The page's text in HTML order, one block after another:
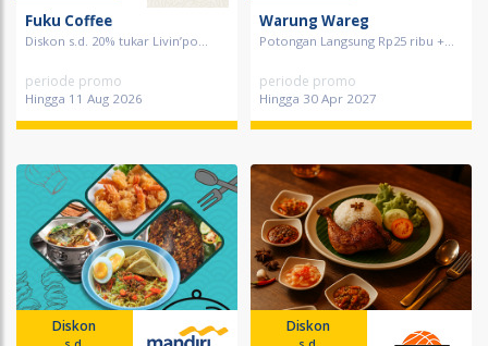
Fuku Coffee
Diskon s.d. 20% tukar Livin’po...
periode promo
Hingga 11 Aug 2026
Warung Wareg
Potongan Langsung Rp25 ribu +...
periode promo
Hingga 30 Apr 2027
Diskon Diskon